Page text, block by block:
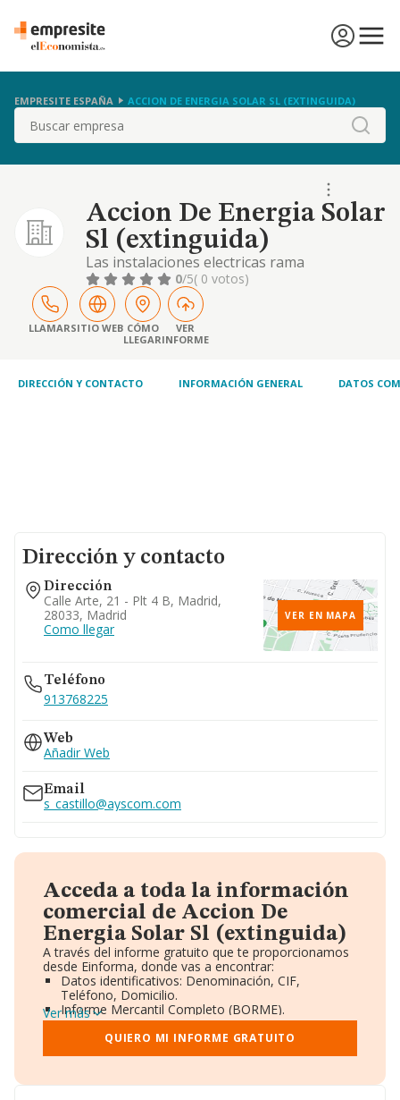
EMPRESITE ESPAÑA ACCION DE ENERGIA SOLAR SL (EXTINGUIDA)
Buscar
Accion De Energia Solar
Sl (extinguida)
Las instalaciones electricas rama
especialistas 0/5( 0 votos)
LLAMARSITIO WEB CÓMO
LLEGAR
VER
INFORME
DIRECCIÓN Y CONTACTO INFORMACIÓN GENERAL DATOS
Dirección y contacto
Dirección
Calle Arte, 21 - Plt 4 B, Madrid,
28033, Madrid
Como llegar
VER EN MAPA
Teléfono
913768225
Web
Añadir Web
Email
s_castillo@ayscom.com
Acceda a toda la información
comercial de Accion De
Energia Solar Sl (extinguida)
A través del informe gratuito que te proporcionamos
desde Einforma, donde vas a encontrar:
Datos identificativos: Denominación, CIF,
Teléfono, Domicilio.
Informe Mercantil Completo (BORME).
Gráficos de Evolución Ventas y Empleados.
Consejo de Administración y Administradores.
Directivos y Ejecutivos.
Ver más
QUIERO MI INFORME GRATUITO